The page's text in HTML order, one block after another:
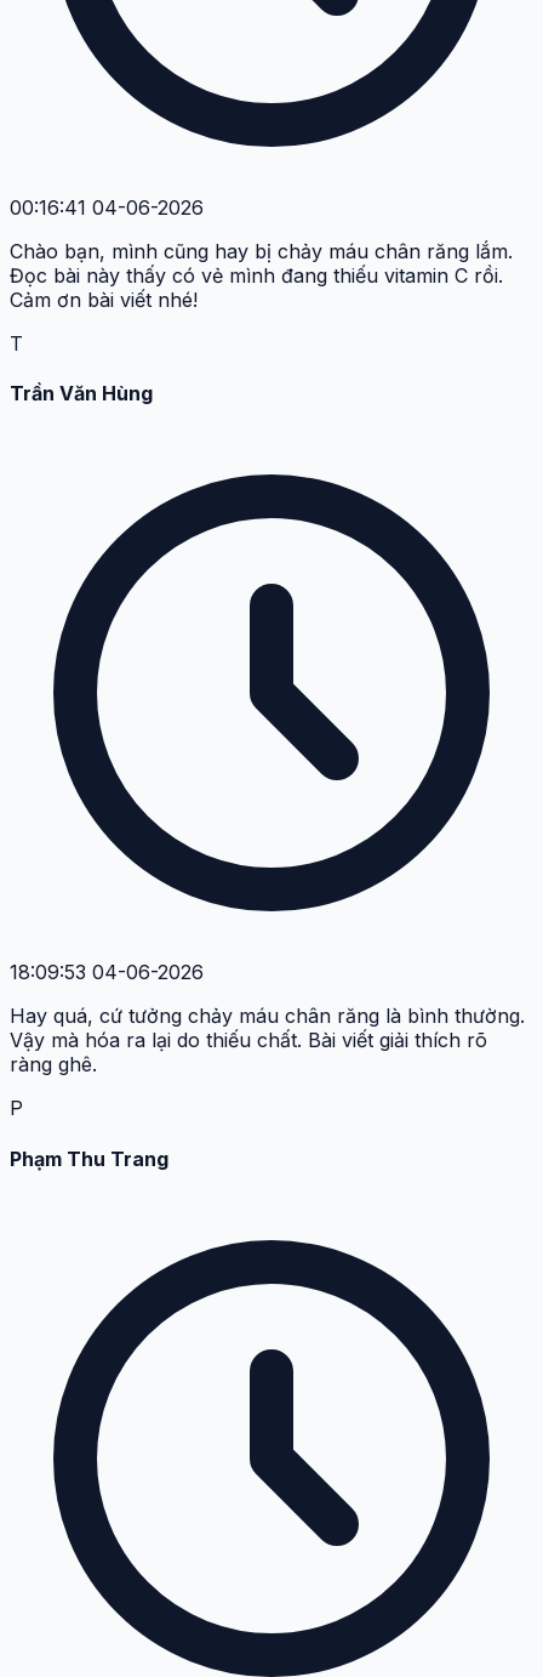
00:16:41 04-06-2026
Chào bạn, mình cũng hay bị chảy máu chân răng lắm.
Đọc bài này thấy có vẻ mình đang thiếu vitamin C rồi.
Cảm ơn bài viết nhé!
T
Trần Văn Hùng
18:09:53 04-06-2026
Hay quá, cứ tưởng chảy máu chân răng là bình thường.
Vậy mà hóa ra lại do thiếu chất. Bài viết giải thích rõ
ràng ghê.
P
Phạm Thu Trang